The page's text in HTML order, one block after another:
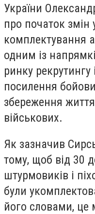
України
про початок змін
комплектування
одним із
ринку рекрутингу
посилення
збереження
військових.
Як зазначив
тому, щоб від 30
штурмовиків і
були
його словами, це